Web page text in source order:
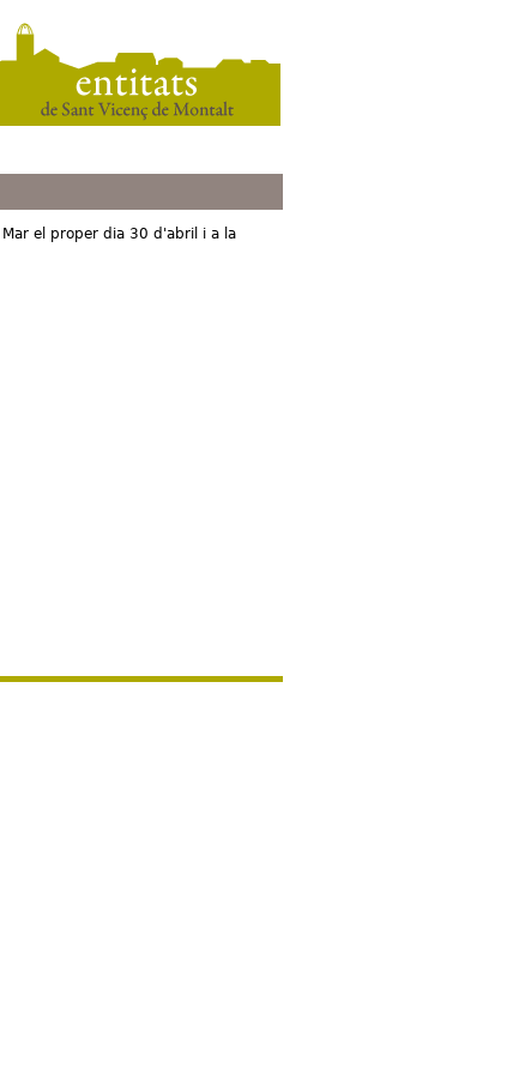
el proper dia 30 d'abril i a la